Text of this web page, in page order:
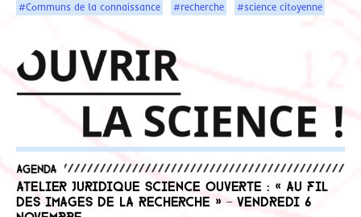
#Communs de la connaissance #recherche #science citoyenne
Agenda
Atelier juridique science ouverte : « Au fil
des images de la recherche » – vendredi 6